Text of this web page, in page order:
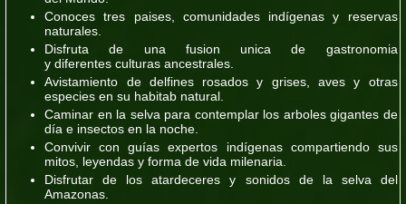
Conoces tres paises, comunidades indígenas y reservas
naturales.
Disfruta de una fusion unica de gastronomia
y diferentes culturas ancestrales.
Avistamiento de delfines rosados y grises, aves y otras
especies en su habitab natural.
Caminar en la selva para contemplar los arboles gigantes de
día e insectos en la noche.
Convivir con guías expertos indígenas compartiendo sus
mitos, leyendas y forma de vida milenaria.
Disfrutar de los atardeceres y sonidos de la selva del
Amazonas.